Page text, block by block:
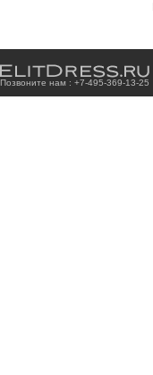
Позвоните нам : +7-495-369-13-25